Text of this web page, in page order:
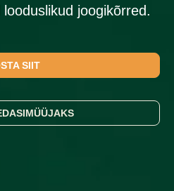
joogikõrred.
SIIT